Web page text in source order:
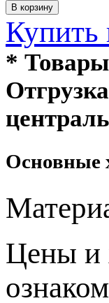
Купить
*
Основные
Цeны и